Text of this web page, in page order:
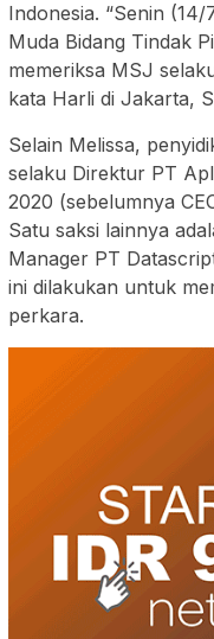
Indonesia. “Senin
Muda Bidang Tindak
memeriksa MSJ
kata Harli di Jakarta,
Selain Melissa,
selaku Direktur PT
2020 (sebelumnya
Satu saksi lainnya
Manager PT
ini dilakukan untuk
perkara.